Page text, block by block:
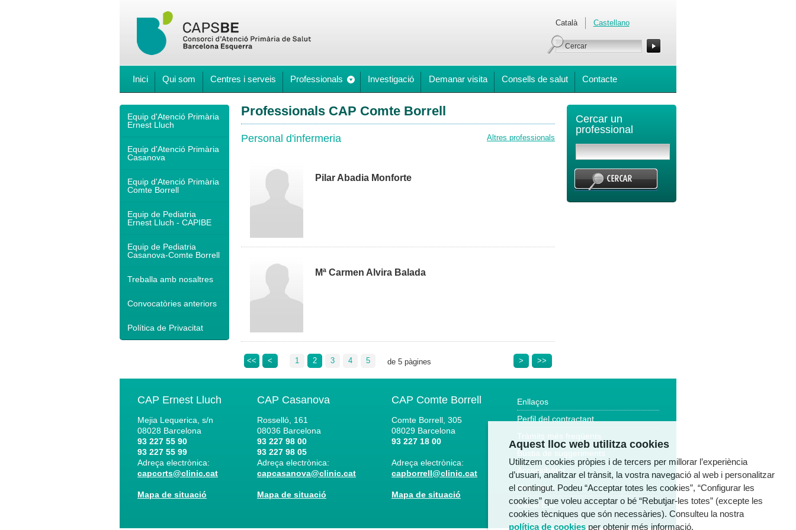
Català Castellano
Inici Qui som Centres i serveis Professionals Investigació Demanar visita Consells de salut Contacte
Equip d'Atenció Primària
Ernest Lluch
Equip d'Atenció Primària
Casanova
Equip d'Atenció Primària
Comte Borrell
Equip de Pediatria
Ernest Lluch - CAPIBE
Equip de Pediatria
Casanova-Comte Borrell
Treballa amb nosaltres
Convocatòries anteriors
Política de Privacitat
Professionals CAP Comte Borrell
Altres professionals
Personal d'infermeria
Pilar Abadia Monforte
Mª Carmen Alvira Balada
<< < 1 2 3 4 5 de 5 pàgines >>
>
Cercar un
professional
CAP Ernest Lluch
Mejia Lequerica, s/n
08028 Barcelona
93 227 55 90
93 227 55 99
Adreça electrònica:
capcorts@clinic.cat
Mapa de situació
CAP Casanova
Rosselló, 161
08036 Barcelona
93 227 98 00
93 227 98 05
Adreça electrònica:
capcasanova@clinic.cat
Mapa de situació
CAP Comte Borrell
Comte Borrell, 305
08029 Barcelona
93 227 18 00
Adreça electrònica:
capborrell@clinic.cat
Mapa de situació
Enllaços
Perfil del contractant
Tràmits més freqüents
Bústia de suggeriments
Accessibilitat
Nota legal
Canal Ètic
Aquest lloc web utilitza cookies
Utilitzem cookies pròpies i de tercers per millorar l’experiència
d’usuari, analitzar el trànsit, la vostra navegació al web i personalitzar
el contingut. Podeu “Acceptar totes les cookies”, “Configurar les
cookies” que voleu acceptar o bé “Rebutjar-les totes” (excepte les
cookies tècniques que són necessàries). Consulteu la nostra
política de cookiesper obtenir més informació.